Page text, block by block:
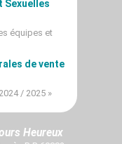
Sexuelles
équipes et
de vente
/ 2025 »
Heureux